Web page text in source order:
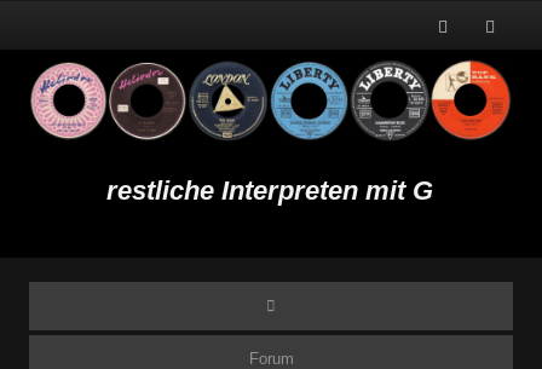
restliche Interpreten mit G
Forum